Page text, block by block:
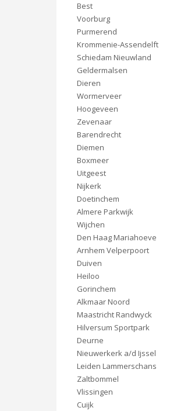
Best
Voorburg
Purmerend
Krommenie-Assendelft
Schiedam Nieuwland
Geldermalsen
Dieren
Wormerveer
Hoogeveen
Zevenaar
Barendrecht
Diemen
Boxmeer
Uitgeest
Nijkerk
Doetinchem
Almere Parkwijk
Wijchen
Den Haag Mariahoeve
Arnhem Velperpoort
Duiven
Heiloo
Gorinchem
Alkmaar Noord
Maastricht Randwyck
Hilversum Sportpark
Deurne
Nieuwerkerk a/d Ijssel
Leiden Lammerschans
Zaltbommel
Vlissingen
Cuijk